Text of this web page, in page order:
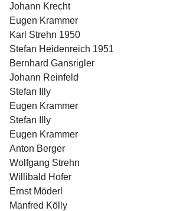
Johann Krecht
Eugen Krammer
Karl Strehn 1950
Stefan Heidenreich 1951
Bernhard Gansrigler
Johann Reinfeld
Stefan Illy
Eugen Krammer
Stefan Illy
Eugen Krammer
Anton Berger
Wolfgang Strehn
Willibald Hofer
Ernst Möderl
Manfred Kölly